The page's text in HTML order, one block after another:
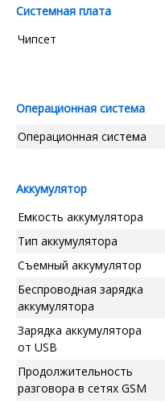
Системная плата
Чипсет
Операционная система
Операционная система
Аккумулятор
Емкость аккумулятора
Тип аккумулятора
Съемный аккумулятор
Беспроводная зарядка
аккумулятора
Зарядка аккумулятора
от USB
Продолжительность
разговора в сетях GSM